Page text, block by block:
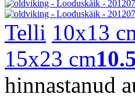
Telli 10x13
15x23 cm
hinnastanud